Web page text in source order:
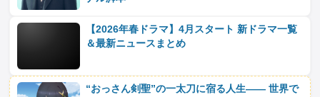
【2026年春ドラマ】4月スタート 新ドラマ一覧
＆最新ニュースまとめ
“おっさん剣聖”の一太刀に宿る人生―― 世界で